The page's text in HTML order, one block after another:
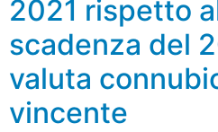
2021 rispetto
scadenza del
valuta
vincente